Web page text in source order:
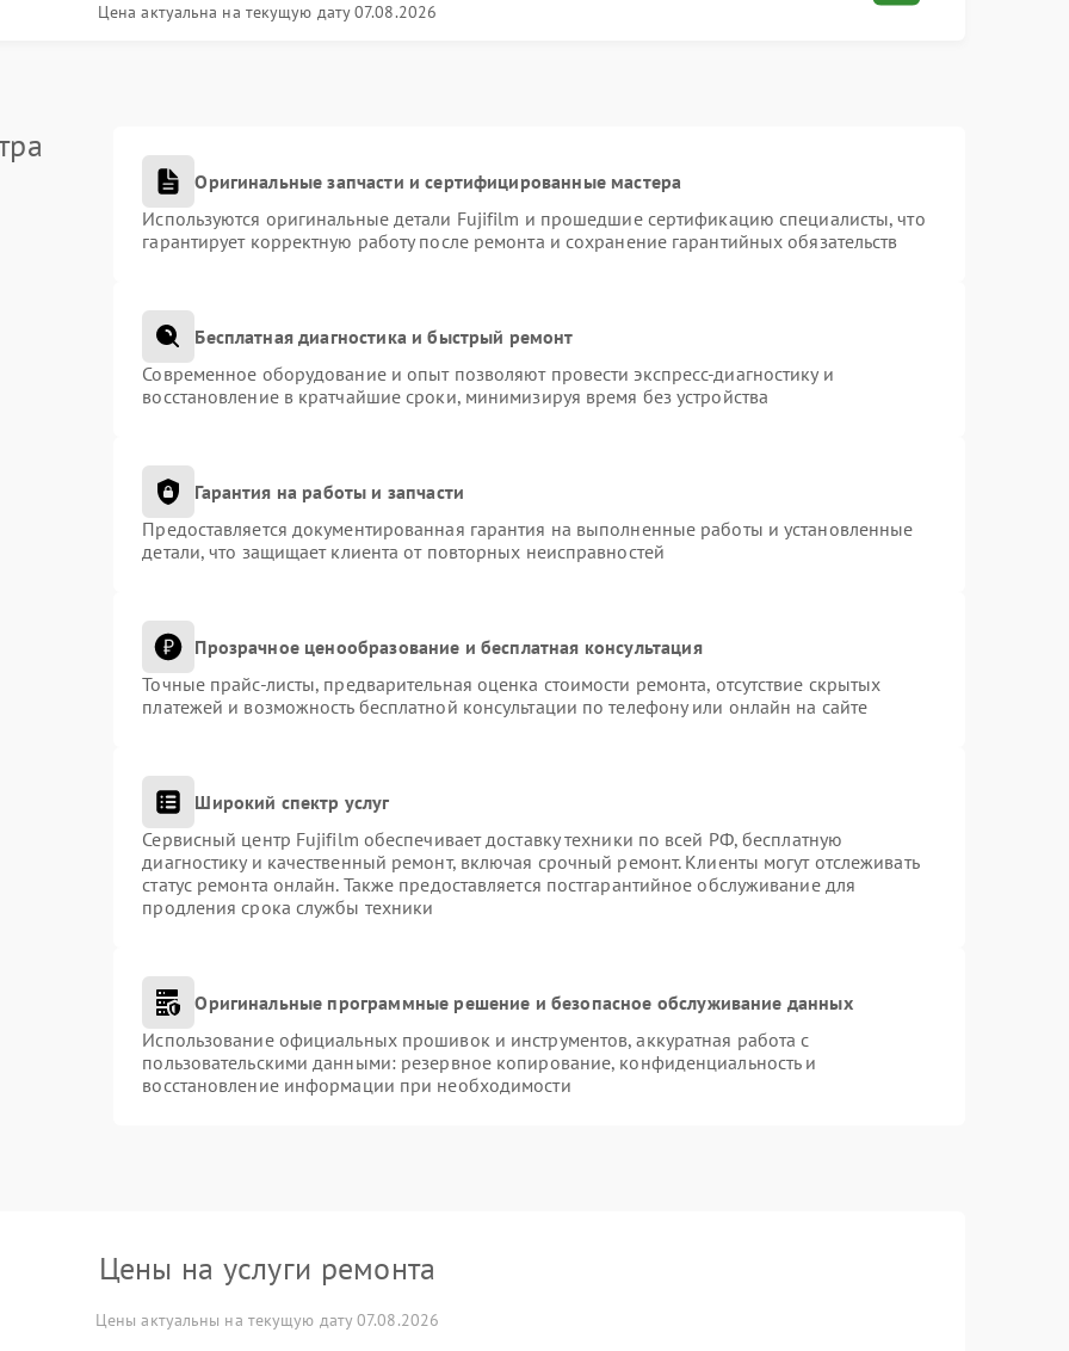
Цена актуальна на текущую дату 07.08.2026
Оригинальные запчасти и сертифицированные мастера
Используются оригинальные детали Fujifilm и прошедшие сертификацию специалисты, что
гарантирует корректную работу после ремонта и сохранение гарантийных обязательств
Бесплатная диагностика и быстрый ремонт
Современное оборудование и опыт позволяют провести экспресс-диагностику и
восстановление в кратчайшие сроки, минимизируя время без устройства
Гарантия на работы и запчасти
Предоставляется документированная гарантия на выполненные работы и установленные
детали, что защищает клиента от повторных неисправностей
Прозрачное ценообразование и бесплатная консультация
Точные прайс-листы, предварительная оценка стоимости ремонта, отсутствие скрытых
платежей и возможность бесплатной консультации по телефону или онлайн на сайте
Широкий спектр услуг
Сервисный центр Fujifilm обеспечивает доставку техники по всей РФ, бесплатную
диагностику и качественный ремонт, включая срочный ремонт. Клиенты могут отслеживать
статус ремонта онлайн. Также предоставляется постгарантийное обслуживание для
продления срока службы техники
Оригинальные программные решение и безопасное обслуживание данных
Использование официальных прошивок и инструментов, аккуратная работа с
пользовательскими данными: резервное копирование, конфиденциальность и
восстановление информации при необходимости
Цены на услуги ремонта
Цены актуальны на текущую дату 07.08.2026